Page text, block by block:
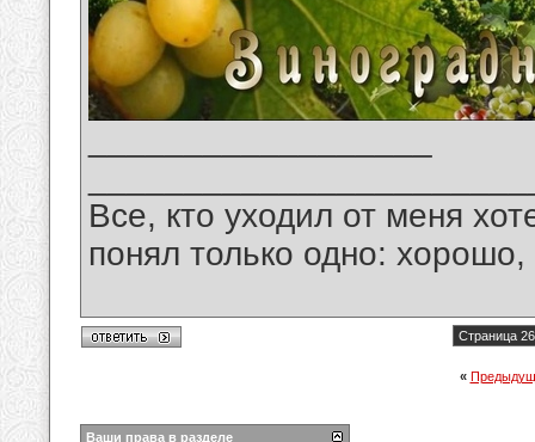
Все, кто уходил от меня
понял только одно:
Страница
«
Ваши права в разделе